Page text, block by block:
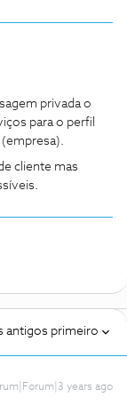
privada o
para o perfil
cliente mas
antigos primeiro
years ago